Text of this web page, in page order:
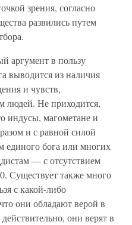
зрения, согласно
развились путем
аргумент в пользу
выводится из наличия
и чувств,
людей. Не приходится,
индусы, магометане и
и с равной силой
единого бога или многих
— с отсутствием
Существует также много
с какой-либо
они обладают верой в
они верят в